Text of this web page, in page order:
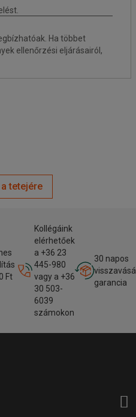
Ha többet
ellenőrzési eljárásairól,
tetejére
Ft
Kollégáink
elérhetőek
a +36 23
445-980
vagy a +36
30 503-
6039
számokon
30 napos
garancia